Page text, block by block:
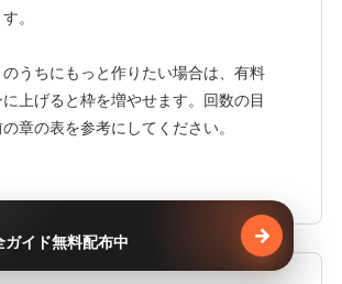
。
のうちにもっと作りたい場合は、有料
に上げると枠を増やせます。回数の目
章の表を参考にしてください。
ガイド無料配布中 無料で受け
→